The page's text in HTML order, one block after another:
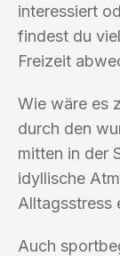
interessiert
findest du
Freizeit
Wie wäre es
durch den
mitten in der
idyllische
Alltagsstress
Auch